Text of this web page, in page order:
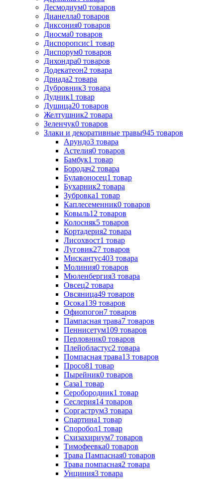
Десмодиум0 товаров
Дианелла0 товаров
Диксония0 товаров
Диосма0 товаров
Диспоропсис1 товар
Диспорум0 товаров
Дихондра0 товаров
Додекатеон2 товара
Дриада2 товара
Дубровник3 товара
Дудник1 товар
Душица20 товаров
Желтушник2 товара
Зеленчук0 товаров
Злаки и декоративные травы945 товаров
Арундо3 товара
Астелия0 товаров
Бамбук1 товар
Бородач2 товара
Булавоносец1 товар
Бухарник2 товара
Зубровка1 товар
Каплесеменник0 товаров
Ковыль12 товаров
Колосняк5 товаров
Кортадерия2 товара
Лисохвост1 товар
Луговик27 товаров
Мискантус403 товара
Молиния0 товаров
Мюленбергия3 товара
Овсец2 товара
Овсяница49 товаров
Осока139 товаров
Офиопогон7 товаров
Пампасная трава7 товаров
Пеннисетум109 товаров
Перловник0 товаров
Плейобластус2 товара
Помпасная трава13 товаров
Просо81 товар
Пырейник0 товаров
Саза1 товар
Серобородник1 товар
Сеслерия14 товаров
Соргаструм3 товара
Спартина1 товар
Споробол1 товар
Схизахириум7 товаров
Тимофеевка0 товаров
Трава Пампасная0 товаров
Трава помпасная2 товара
Унциния3 товара